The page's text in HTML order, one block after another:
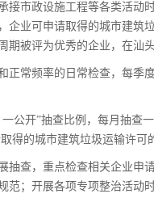
市政设施工程等各类活动
企业可申请取得的城市建筑
期被评为优秀的企业，在汕
常频率的日常检查，每季
开”抽查比例，每月抽查
得的城市建筑垃圾运输许可
查，重点检查相关企业申
范；开展各项专项整治活